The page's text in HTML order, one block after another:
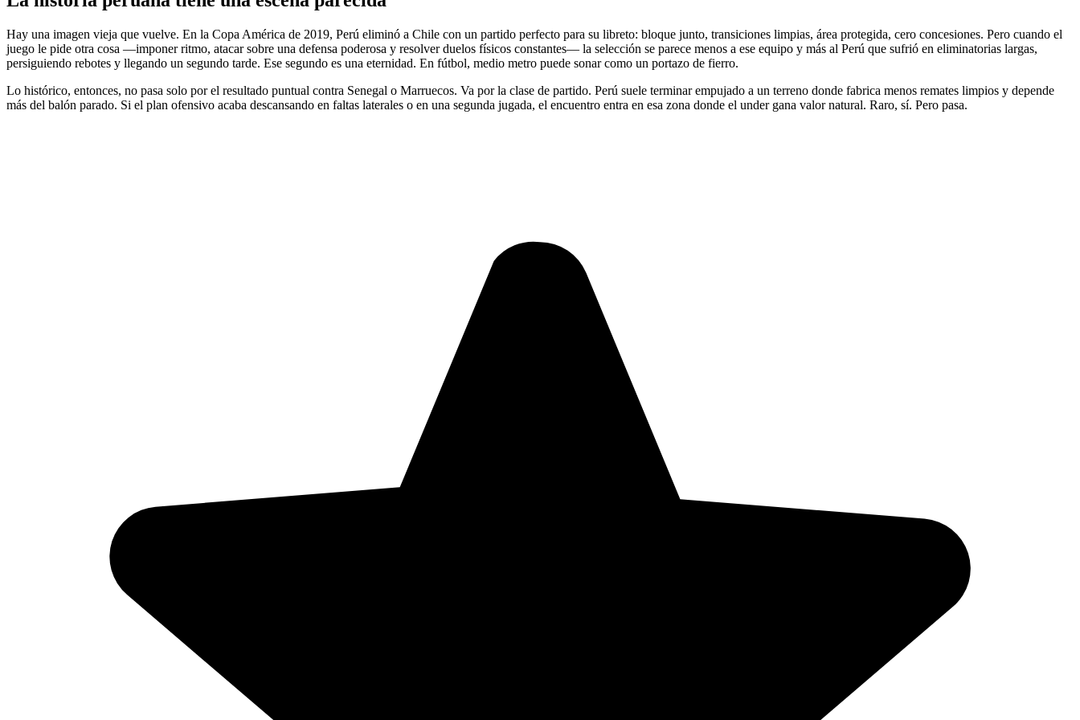
Hay una imagen vieja que vuelve. En la Copa América de 2019, Perú eliminó a Chile con un partido perfecto para su libreto: bloque junto, transiciones limpias, área protegida, cero concesiones. Pero cuando el
juego le pide otra cosa —imponer ritmo, atacar sobre una defensa poderosa y resolver duelos físicos constantes— la selección se parece menos a ese equipo y más al Perú que sufrió en eliminatorias largas,
persiguiendo rebotes y llegando un segundo tarde. Ese segundo es una eternidad. En fútbol, medio metro puede sonar como un portazo de fierro.
Lo histórico, entonces, no pasa solo por el resultado puntual contra Senegal o Marruecos. Va por la clase de partido. Perú suele terminar empujado a un terreno donde fabrica menos remates limpios y depende
más del balón parado. Si el plan ofensivo acaba descansando en faltas laterales o en una segunda jugada, el encuentro entra en esa zona donde el under gana valor natural. Raro, sí. Pero pasa.